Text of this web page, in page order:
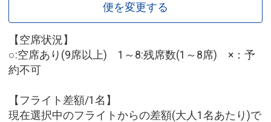
便を変更する
【空席状況】
○:空席あり(9席以上) 1～8:残席数(1～8席) ×：予
約不可
【フライト差額/1名】
現在選択中のフライトからの差額(大人1名あたり)で